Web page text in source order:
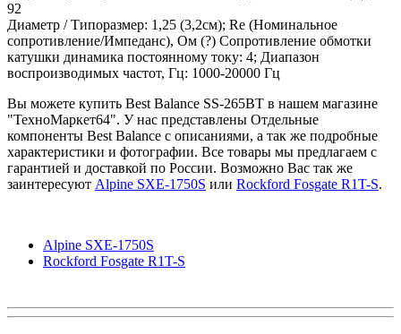
92
Диаметр / Типоразмер: 1,25 (3,2см); Re (Номинальное
сопротивление/Импеданс), Ом (?) Сопротивление обмотки
катушки динамика постоянному току: 4; Диапазон
воспроизводимых частот, Гц: 1000-20000 Гц
Вы можете купить Best Balance SS-265BT в нашем магазине
"ТехноМаркет64". У нас представлены Отдельные
компоненты Best Balance с описаниями, а так же подробные
характеристики и фотографии. Все товары мы предлагаем с
гарантией и доставкой по России. Возможно Вас так же
заинтересуют Alpine SXE-1750S или Rockford Fosgate R1T-S.
Alpine SXE-1750S
Rockford Fosgate R1T-S